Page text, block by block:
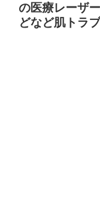
の医療レーザ
どなど肌トラ